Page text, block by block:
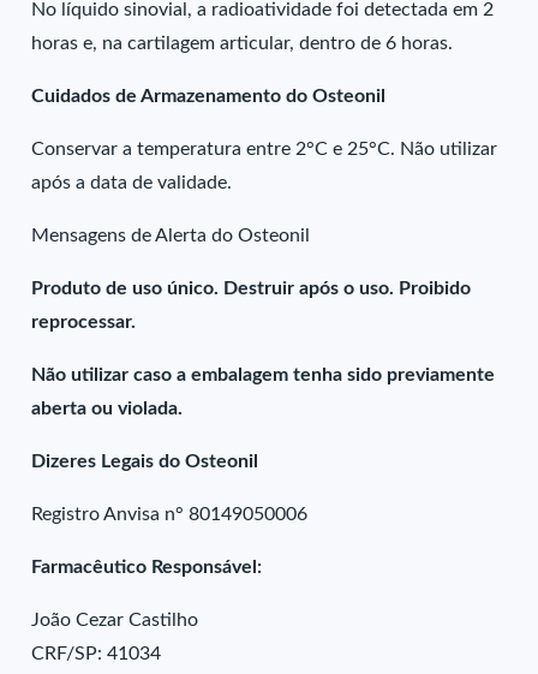
No líquido sinovial, a radioatividade foi detectada em 2
horas e, na cartilagem articular, dentro de 6 horas.
Cuidados de Armazenamento do Osteonil
Conservar a temperatura entre 2°C e 25°C. Não utilizar
após a data de validade.
Mensagens de Alerta do Osteonil
Produto de uso único. Destruir após o uso. Proibido
reprocessar.
Não utilizar caso a embalagem tenha sido previamente
aberta ou violada.
Dizeres Legais do Osteonil
Registro Anvisa n° 80149050006
Farmacêutico Responsável:
João Cezar Castilho
CRF/SP: 41034